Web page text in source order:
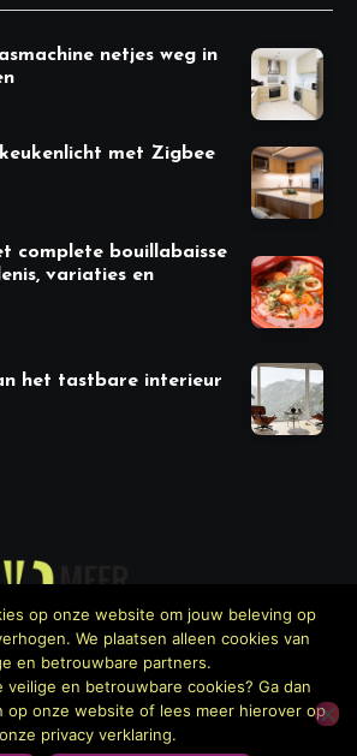
netjes weg in
met Zigbee
complete bouillabaisse
variaties en
het tastbare interieur
Keuken
op onze website om jouw beleving op
We plaatsen alleen cookies van
en betrouwbare partners.
veilige en betrouwbare cookies? Ga dan
op onze website of lees meer hierover op
onze privacy verklaring.